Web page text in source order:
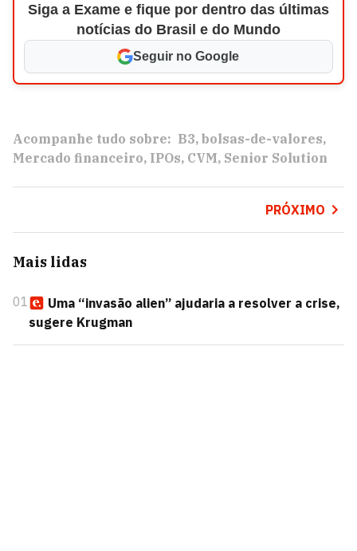
Siga a Exame e fique por dentro das últimas
notícias do Brasil e do Mundo
Seguir no Google
Acompanhe tudo sobre: B3 bolsas-de-valores
Mercado financeiro IPOs CVM Senior Solution
PRÓXIMO
Mais lidas
01
Uma “invasão alien” ajudaria a resolver a crise,
sugere Krugman